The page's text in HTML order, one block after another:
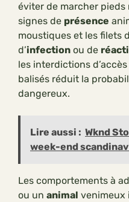
éviter de marcher
signes de présence
moustiques et les filets
d’infection ou de
les interdictions
balisés réduit la
dangereux.
Lire aussi : Wknd
week-end
Les comportements à
ou un animal venimeux